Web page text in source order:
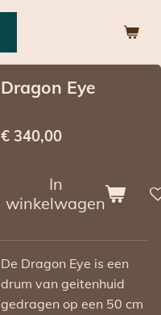
Dragon Eye
€ 340,00
In
winkelwagen
De Dragon Eye is een
drum van geitenhuid
gedragen op een 50 cm